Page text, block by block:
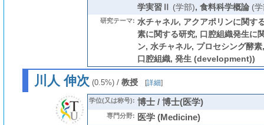
学実習Ⅱ (学部), 食料科学概論(学
研究テーマ: 水チャネル, アクアポリンに関す
素に関する研究, 口腔組織発生に
ン, 水チャネル, プロセシング酵
口腔組織, 発生 (development))
川人 伸次 (0.5%)/ 教授 [詳細]
学位(又は称号): 博士 / 博士(医学)
専門分野: 医学 (Medicine)